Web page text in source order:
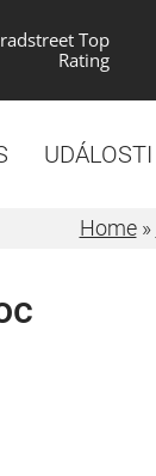
Top
Rating
UDÁLOSTI
Home»